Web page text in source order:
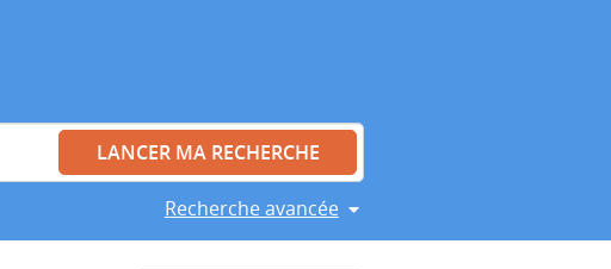
Recherche avancée